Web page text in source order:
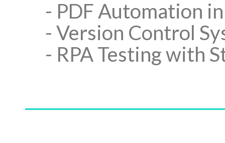
- PDF Automation
- Version Control
- RPA Testing with